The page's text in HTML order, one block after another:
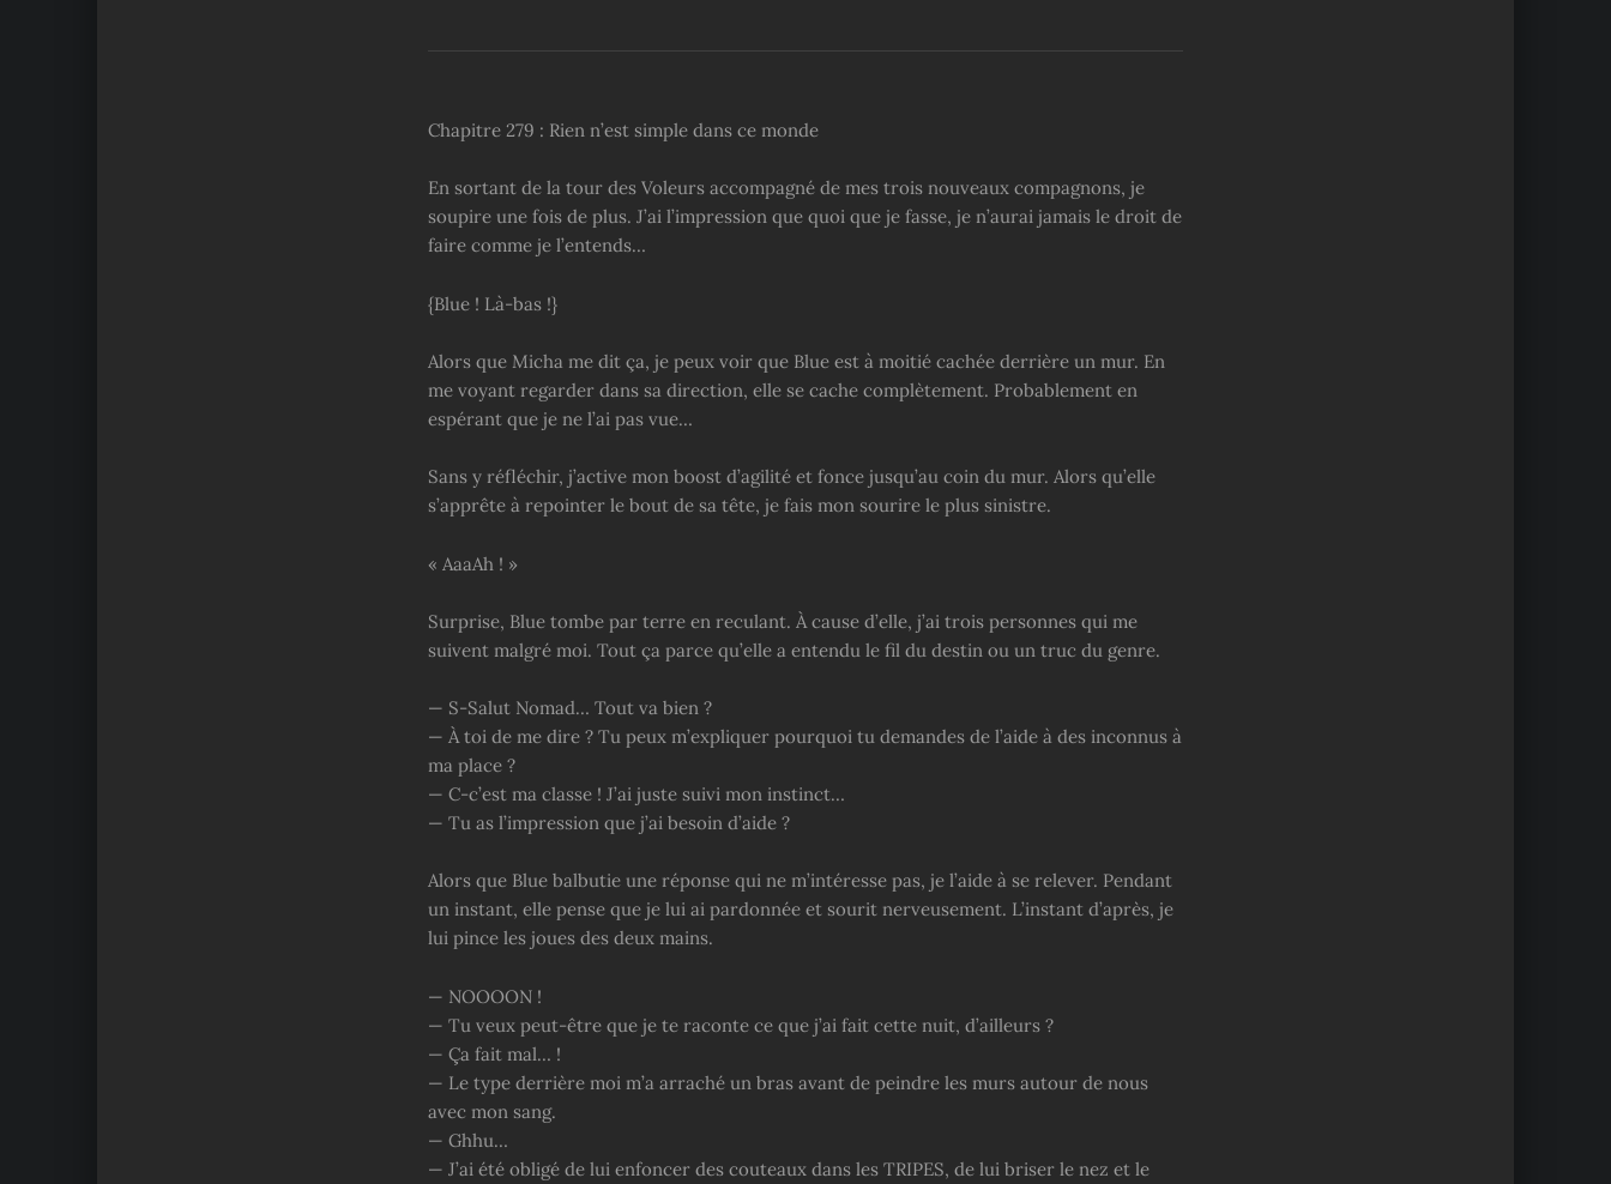
Chapitre 279 : Rien n’est simple dans ce monde
En sortant de la tour des Voleurs accompagné de mes trois nouveaux compagnons, je
soupire une fois de plus. J’ai l’impression que quoi que je fasse, je n’aurai jamais le droit de
faire comme je l’entends…
{Blue ! Là-bas !}
Alors que Micha me dit ça, je peux voir que Blue est à moitié cachée derrière un mur. En
me voyant regarder dans sa direction, elle se cache complètement. Probablement en
espérant que je ne l’ai pas vue…
Sans y réfléchir, j’active mon boost d’agilité et fonce jusqu’au coin du mur. Alors qu’elle
s’apprête à repointer le bout de sa tête, je fais mon sourire le plus sinistre.
« AaaAh ! »
Surprise, Blue tombe par terre en reculant. À cause d’elle, j’ai trois personnes qui me
suivent malgré moi. Tout ça parce qu’elle a entendu le fil du destin ou un truc du genre.
— S-Salut Nomad… Tout va bien ?
— À toi de me dire ? Tu peux m’expliquer pourquoi tu demandes de l’aide à des inconnus à
ma place ?
— C-c’est ma classe ! J’ai juste suivi mon instinct…
— Tu as l’impression que j’ai besoin d’aide ?
Alors que Blue balbutie une réponse qui ne m’intéresse pas, je l’aide à se relever. Pendant
un instant, elle pense que je lui ai pardonnée et sourit nerveusement. L’instant d’après, je
lui pince les joues des deux mains.
— NOOOON !
— Tu veux peut-être que je te raconte ce que j’ai fait cette nuit, d’ailleurs ?
— Ça fait mal… !
— Le type derrière moi m’a arraché un bras avant de peindre les murs autour de nous
avec mon sang.
— Ghhu…
— J’ai été obligé de lui enfoncer des couteaux dans les TRIPES, de lui briser le nez et le